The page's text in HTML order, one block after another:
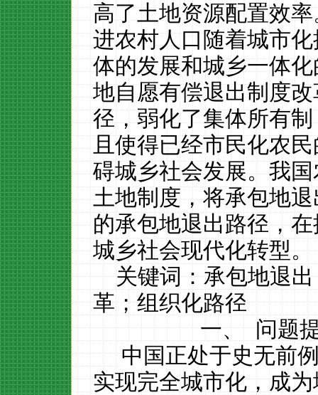
高了土地资源配置效
进农村人口随着城市
体的发展和城乡一体
地自愿有偿退出制度
径，弱化了集体所有
且使得已经市民化农
碍城乡社会发展。我
土地制度，将承包地
的承包地退出路径，
城乡社会现代化转型。
关键词：承包地退
革；组织化路径
一、 问题
中国正处于史无前
实现完全城市化，成